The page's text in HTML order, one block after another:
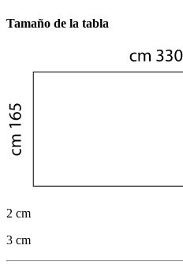
Tamaño de la tabla
2 cm
3 cm